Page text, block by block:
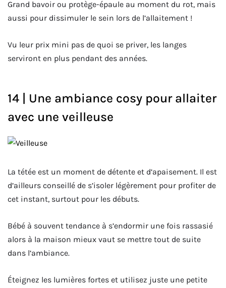
Grand bavoir ou protège-épaule au moment du rot, mais
aussi pour dissimuler le sein lors de l’allaitement !
Vu leur prix mini pas de quoi se priver, les langes
serviront en plus pendant des années.
14 | Une ambiance cosy pour allaiter
avec une veilleuse
La tétée est un moment de détente et d’apaisement. Il est
d’ailleurs conseillé de s’isoler légèrement pour profiter de
cet instant, surtout pour les débuts.
Bébé à souvent tendance à s’endormir une fois rassasié
alors à la maison mieux vaut se mettre tout de suite
dans l’ambiance.
Éteignez les lumières fortes et utilisez juste une petite